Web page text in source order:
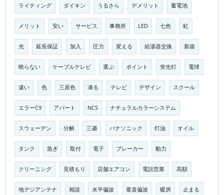
ライティング ダイキン うるさら デメリット 蓄電池
メリット 安い サービス 事務所 LED 七色 虹
光 延長保証 加入 圧力 変える 給湯器交換 新築
映らない ケーブルテレビ 選ぶ ポイント 蛍光灯 電球
違い 色 三原色 凍る テレビ デザイン スクール
エラーC9 アパート NCS ナチュラルカラーシステム
スウェーデン 分解 三菱 パナソニック 灯油 オイル
タンク 急ぎ 取付 電子 ブレーカー 動力
クリーニング 見積もり 店舗エアコン 電話営業 高額
地デジアンテナ 相談 水平偏波 垂直偏波 暖房 止まる